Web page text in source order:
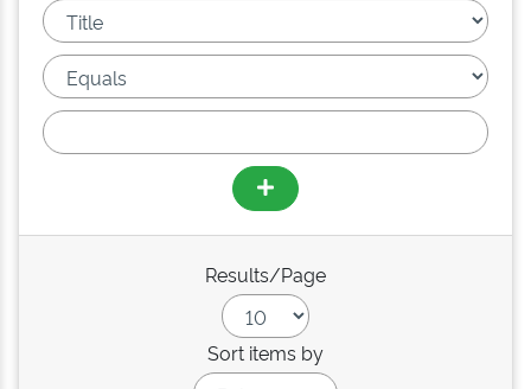
Results/Page
Sort items by